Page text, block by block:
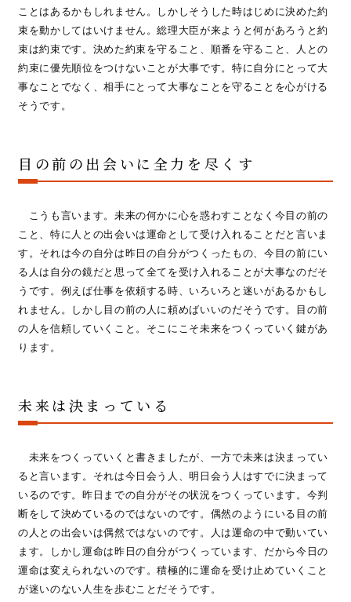
ことはあるかもしれません。しかしそうした時はじめに決めた約
束を動かしてはいけません。総理大臣が来ようと何があろうと約
束は約束です。決めた約束を守ること、順番を守ること、人との
約束に優先順位をつけないことが大事です。特に自分にとって大
事なことでなく、相手にとって大事なことを守ることを心がける
そうです。
目の前の出会いに全力を尽くす
こうも言います。未来の何かに心を惑わすことなく今目の前の
こと、特に人との出会いは運命として受け入れることだと言いま
す。それは今の自分は昨日の自分がつくったもの、今目の前にい
る人は自分の鏡だと思って全てを受け入れることが大事なのだそ
うです。例えば仕事を依頼する時、いろいろと迷いがあるかもし
れません。しかし目の前の人に頼めばいいのだそうです。目の前
の人を信頼していくこと。そこにこそ未来をつくっていく鍵があ
ります。
未来は決まっている
未来をつくっていくと書きましたが、一方で未来は決まってい
ると言います。それは今日会う人、明日会う人はすでに決まって
いるのです。昨日までの自分がその状況をつくっています。今判
断をして決めているのではないのです。偶然のようにいる目の前
の人との出会いは偶然ではないのです。人は運命の中で動いてい
ます。しかし運命は昨日の自分がつくっています、だから今日の
運命は変えられないのです。積極的に運命を受け止めていくこと
が迷いのない人生を歩むことだそうです。